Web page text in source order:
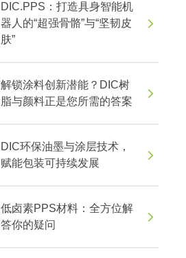
DIC.PPS：打造具身智能机
器人的“超强骨骼”与“坚韧皮
肤”
解锁涂料创新潜能？DIC树
脂与颜料正是您所需的答案
DIC环保油墨与涂层技术，
赋能包装可持续发展
低卤素PPS材料：全方位解
答你的疑问